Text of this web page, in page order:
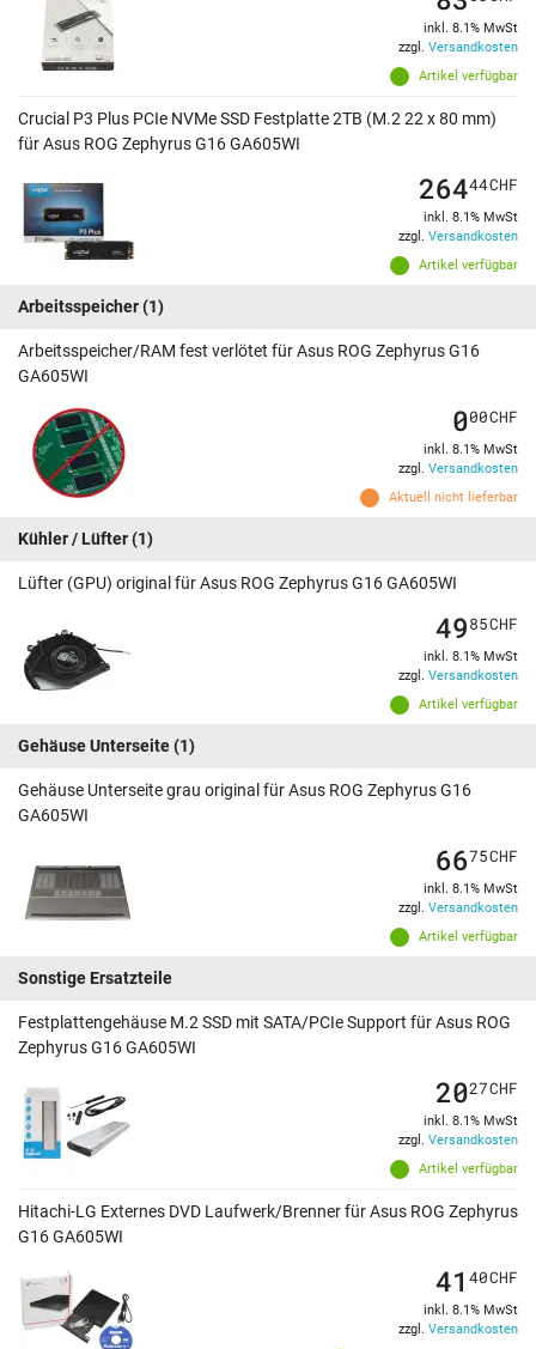
Artikel verfügbar
inkl. 8.1% MwSt
zzgl. Versandkosten
Crucial P3 Plus PCIe NVMe SSD Festplatte 2TB (M.2 22 x 80 mm)
für Asus ROG Zephyrus G16 GA605WI
Artikel verfügbar
26444CHF
inkl. 8.1% MwSt
zzgl. Versandkosten
Arbeitsspeicher(1)
Arbeitsspeicher/RAM fest verlötet für Asus ROG Zephyrus G16
GA605WI
Aktuell nicht lieferbar
000CHF
inkl. 8.1% MwSt
zzgl. Versandkosten
Kühler / Lüfter(1)
Lüfter (GPU) original für Asus ROG Zephyrus G16 GA605WI
Artikel verfügbar
4985CHF
inkl. 8.1% MwSt
zzgl. Versandkosten
Gehäuse Unterseite(1)
Gehäuse Unterseite grau original für Asus ROG Zephyrus G16
GA605WI
Artikel verfügbar
6675CHF
inkl. 8.1% MwSt
zzgl. Versandkosten
Sonstige Ersatzteile
Festplattengehäuse M.2 SSD mit SATA/PCIe Support für Asus ROG
Zephyrus G16 GA605WI
Artikel verfügbar
2027CHF
inkl. 8.1% MwSt
zzgl. Versandkosten
Hitachi-LG Externes DVD Laufwerk/Brenner für Asus ROG Zephyrus
G16 GA605WI
41 40CHF
inkl. 8.1% MwSt
zzgl. Versandkosten